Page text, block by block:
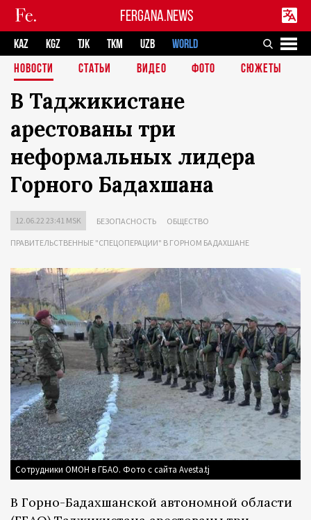
FERGANA.NEWS
KAZ KGZ TJK TKM UZB
WORLD
НОВОСТИ
СТАТЬИ ВИДЕО ФОТО СЮЖЕТЫ
В Таджикистане
арестованы три
неформальных лидера
Горного Бадахшана
12.06.22 23:41 MSK БЕЗОПАСНОСТЬ ОБЩЕСТВО
ПРАВИТЕЛЬСТВЕННЫЕ "СПЕЦОПЕРАЦИИ" В ГОРНОМ БАДАХШАНЕ
Сотрудники ОМОН в ГБАО. Фото с сайта Avesta.tj
В Горно-Бадахшанской автономной области